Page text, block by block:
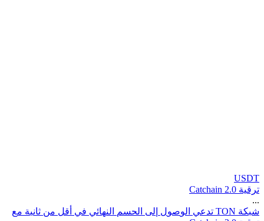
USDT
ترقية Catchain 2.0
...
شبكة TON تدعي لوصول لى لحسم لنهائي في قل من ثانية مع